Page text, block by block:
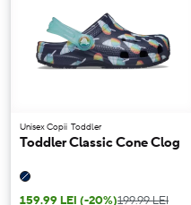
Unisex Copii Toddler
Toddler Classic Cone Clog
159.99 LEI (-20%)199.99 LEI